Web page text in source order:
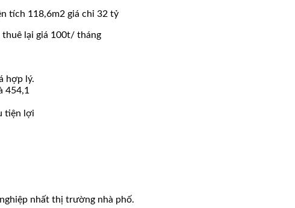
tích 118,6m2 giá chỉ 32 tỷ
thuê lại giá 100t/ tháng
hợp lý.
454,1
tiện lợi
nhất thị trường nhà phố.